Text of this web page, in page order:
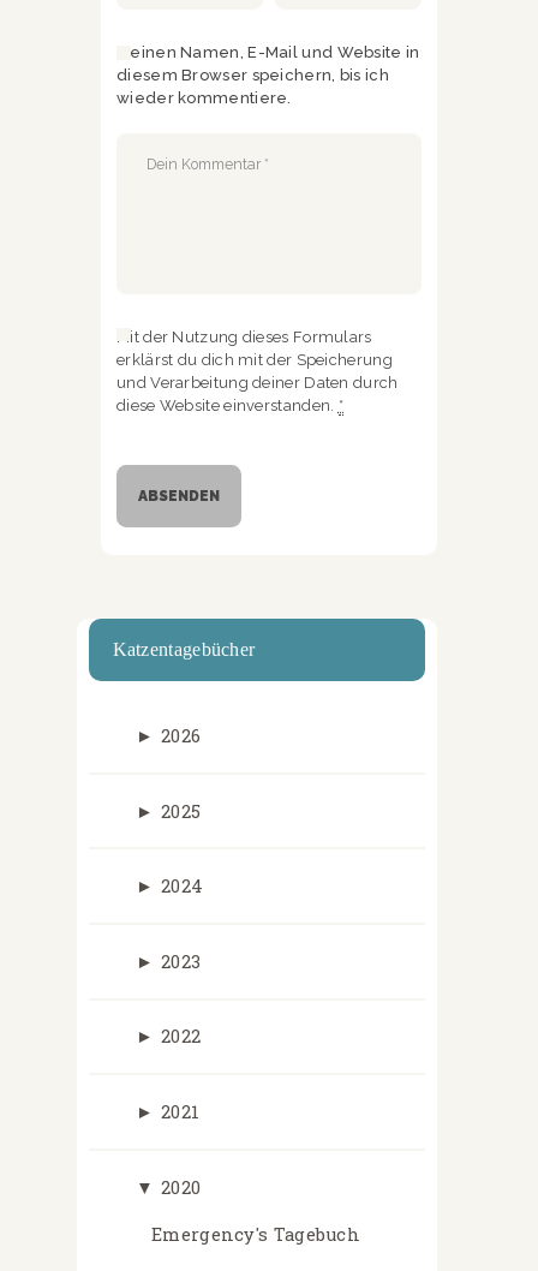
Meinen Namen, E-Mail und Website in
diesem Browser speichern, bis ich
wieder kommentiere.
Mit der Nutzung dieses Formulars
erklärst du dich mit der Speicherung
und Verarbeitung deiner Daten durch
diese Website einverstanden. *
Katzentagebücher
► 2026
► 2025
► 2024
► 2023
► 2022
► 2021
▼ 2020
Emergency's Tagebuch